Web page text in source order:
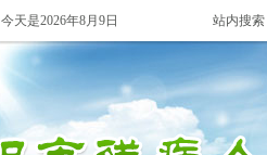
今天是2026年8月9日 站内搜